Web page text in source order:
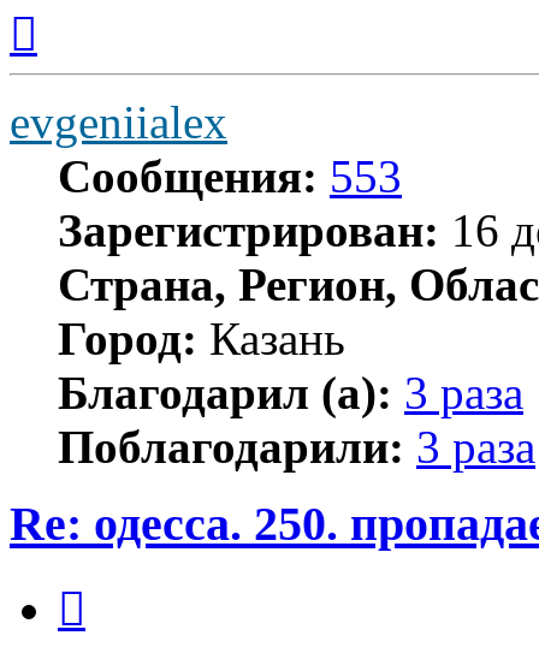
началу
evgeniialex
Сообщения: 553
Зарегистрирован: 16
Страна, Регион,
Город: Казань
Благодарил (а): 3 раза
Поблагодарили: 3 раза
Re: одесса. 250.